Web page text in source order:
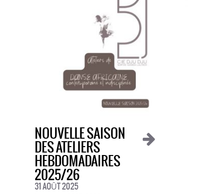
NOUVELLE SAISON
DES ATELIERS
HEBDOMADAIRES
2025/26
31 AOÛT 2025